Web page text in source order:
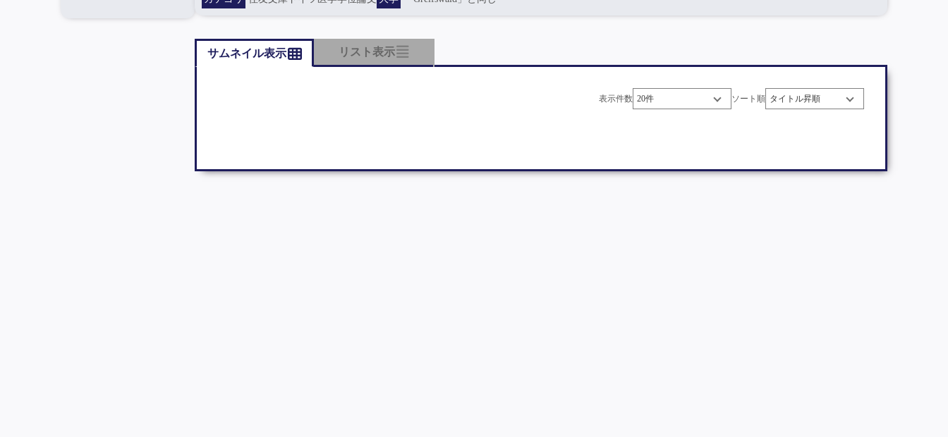
サムネイル表示 リスト表示
表示件数 ソート順